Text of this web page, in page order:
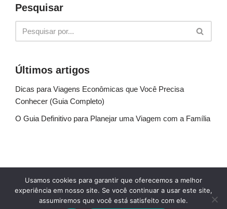
Pesquisar
Últimos artigos
Dicas para Viagens Econômicas que Você Precisa
Conhecer (Guia Completo)
O Guia Definitivo para Planejar uma Viagem com a Família
Sobre Nós Fale conosco
Política de Privacidade
Termos de uso
Glossário Blog
Usamos cookies para garantir que oferecemos a melhor
experiência em nosso site. Se você continuar a usar este site,
assumiremos que você está satisfeito com ele.